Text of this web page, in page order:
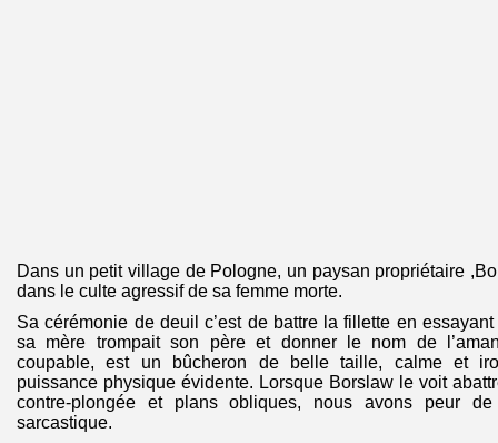
Dans un petit village de Pologne, un paysan propriétaire
dans le culte agressif de sa femme morte.
Sa cérémonie de deuil c’est de battre la fillette en
sa mère trompait son père et donner le nom de
coupable, est un bûcheron de belle taille, calme et
puissance physique évidente. Lorsque Borslaw le voit
contre-plongée et plans obliques, nous avons peur
sarcastique.